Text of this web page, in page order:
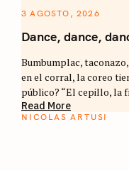
3 AGOSTO, 2026
Dance, dance,
Bumbumplac,
en el corral, la coreo
público? “El cepillo, la
Read More
NICOLAS ARTUSI